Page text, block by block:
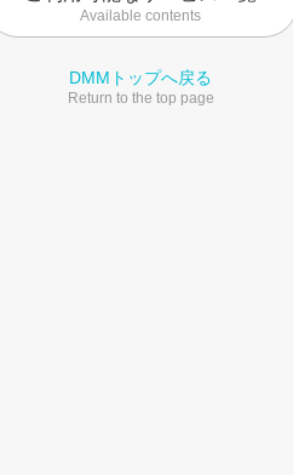
Available contents
DMMトップへ戻る
Return to the top page